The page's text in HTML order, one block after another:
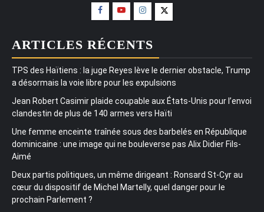
ARTICLES RÉCENTS
TPS des Haïtiens : la juge Reyes lève le dernier obstacle, Trump
a désormais la voie libre pour les expulsions
Jean Robert Casimir plaide coupable aux États-Unis pour l’envoi
clandestin de plus de 140 armes vers Haïti
Une femme enceinte traînée sous des barbelés en République
dominicaine : une image qui ne bouleverse pas Alix Didier Fils-
Aimé
Deux partis politiques, un même dirigeant : Ronsard St-Cyr au
cœur du dispositif de Michel Martelly, quel danger pour le
prochain Parlement ?